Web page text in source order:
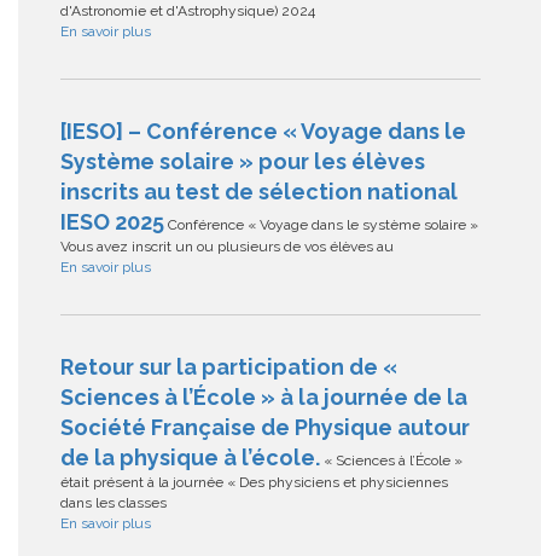
d'Astronomie et d'Astrophysique) 2024
En savoir plus
[IESO] – Conférence « Voyage dans le
Système solaire » pour les élèves
inscrits au test de sélection national
IESO 2025 Conférence « Voyage dans le système solaire »
Vous avez inscrit un ou plusieurs de vos élèves au
En savoir plus
Retour sur la participation de «
Sciences à l’École » à la journée de la
Société Française de Physique autour
de la physique à l’école. « Sciences à l’École »
était présent à la journée « Des physiciens et physiciennes
dans les classes
En savoir plus